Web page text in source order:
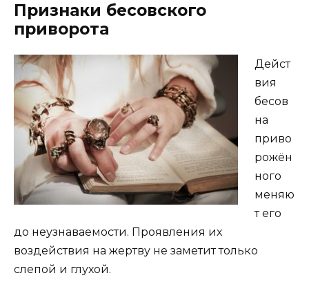
Признаки бесовского
приворота
Дейст
вия
бесов
на
приво
рожён
ного
меняю
т его
до неузнаваемости. Проявления их
воздействия на жертву не заметит только
слепой и глухой.